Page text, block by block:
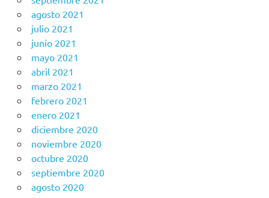
agosto 2021
julio 2021
junio 2021
mayo 2021
abril 2021
marzo 2021
febrero 2021
enero 2021
diciembre 2020
noviembre 2020
octubre 2020
septiembre 2020
agosto 2020